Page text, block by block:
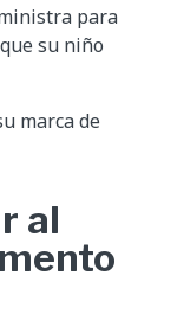
para
su niño
marca de
al